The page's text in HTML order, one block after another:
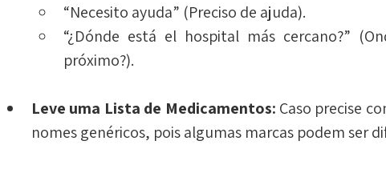
“Necesito ayuda” (Preciso de ajuda).
“¿Dónde está el hospital más cercano?”
próximo?).
Leve uma Lista de Medicamentos: Caso precise
nomes genéricos, pois algumas marcas podem ser